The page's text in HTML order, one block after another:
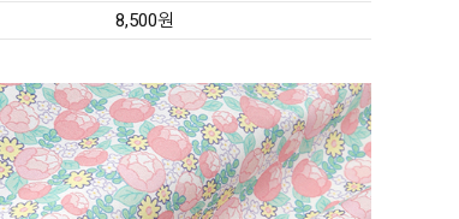
8,500원